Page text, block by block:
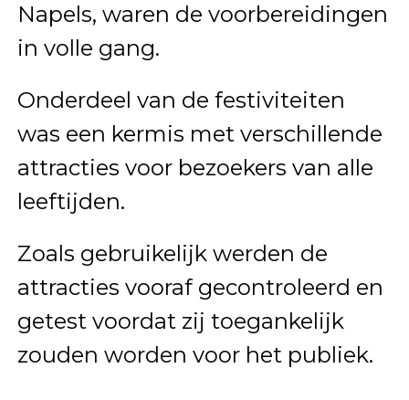
Napels, waren de voorbereidingen
in volle gang.
Onderdeel van de festiviteiten
was een kermis met verschillende
attracties voor bezoekers van alle
leeftijden.
Zoals gebruikelijk werden de
attracties vooraf gecontroleerd en
getest voordat zij toegankelijk
zouden worden voor het publiek.